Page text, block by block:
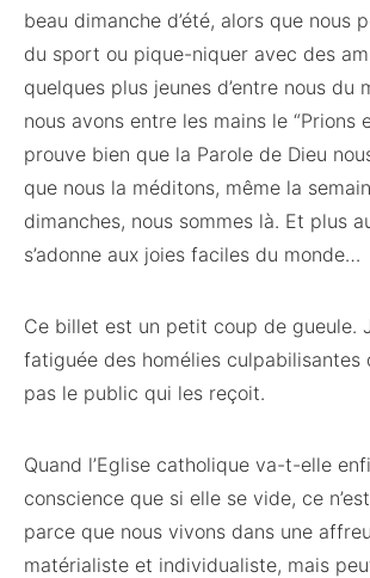
beau dimanche d’été, alors que nous
du sport ou pique-niquer avec des
quelques plus jeunes d’entre nous du
nous avons entre les mains le “Prions
prouve bien que la Parole de Dieu
que nous la méditons, même la
dimanches, nous sommes là. Et plus
s’adonne aux joies faciles du monde…
Ce billet est un petit coup de gueule.
fatiguée des homélies culpabilisantes
pas le public qui les reçoit.
Quand l’Eglise catholique va-t-elle
conscience que si elle se vide, ce
parce que nous vivons dans une
matérialiste et individualiste, mais